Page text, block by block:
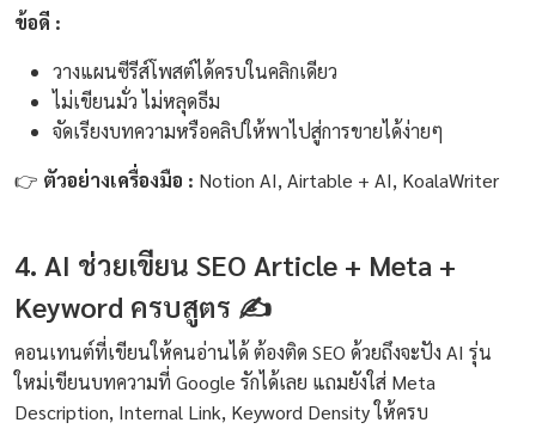
ข้อดี :
วางแผนซีรีส์โพสต์ได้ครบในคลิกเดียว
ไม่เขียนมั่ว ไม่หลุดธีม
จัดเรียงบทความหรือคลิปให้พาไปสู่การขายได้ง่ายๆ
👉 ตัวอย่างเครื่องมือ : Notion AI, Airtable + AI, KoalaWriter
4. AI ช่วยเขียน SEO Article + Meta +
Keyword ครบสูตร ✍️
คอนเทนต์ที่เขียนให้คนอ่านได้ ต้องติด SEO ด้วยถึงจะปัง AI รุ่น
ใหม่เขียนบทความที่ Google รักได้เลย แถมยังใส่ Meta
Description, Internal Link, Keyword Density ให้ครบ